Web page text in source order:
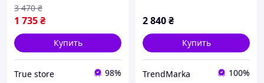
1 735₴
3 470 ₴
Купить
True store 98%
2 840₴
Купить
TrendMarka 100%